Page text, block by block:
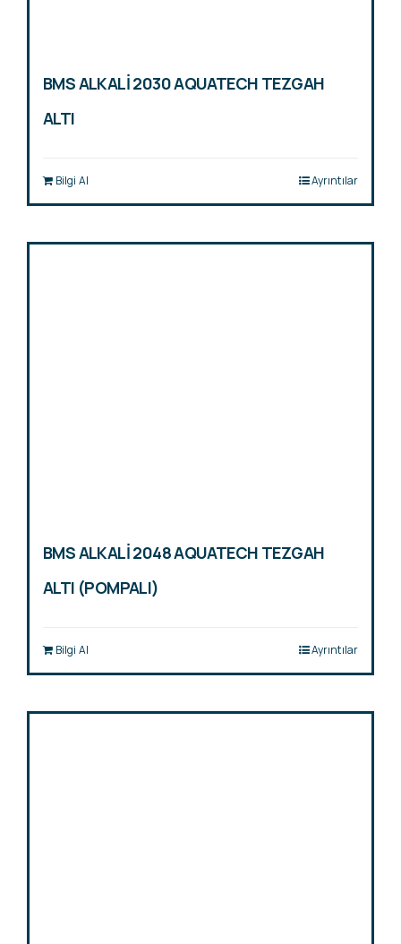
BMS ALKALİ 2030 AQUATECH TEZGAH
ALTI
Bilgi Al Ayrıntılar
BMS ALKALİ 2048 AQUATECH TEZGAH
ALTI (POMPALI)
Bilgi Al Ayrıntılar